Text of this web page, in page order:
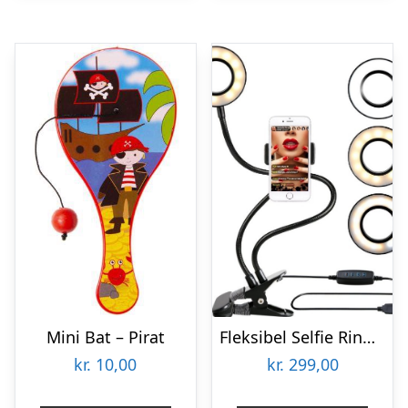
Mini Bat – Pirat
kr. 10,00
Fleksibel Selfie Ring lys med telefonholder
kr. 299,00